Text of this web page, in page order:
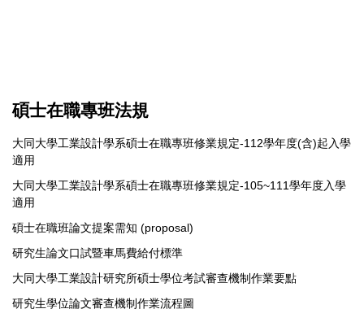
碩士在職專班法規
大同大學工業設計學系碩士在職專班修業規定-112學年度(含)起入學
適用
大同大學工業設計學系碩士在職專班修業規定-105~111學年度入學
適用
碩士在職班論文提案需知 (proposal)
研究生論文口試暨車馬費給付標準
大同大學工業設計研究所碩士學位考試審查機制作業要點
研究生學位論文審查機制作業流程圖